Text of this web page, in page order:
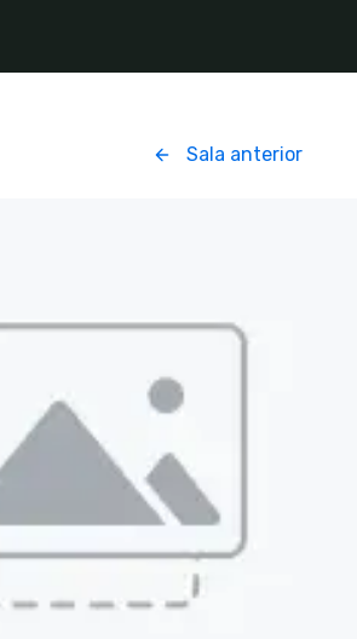
Sala anterior